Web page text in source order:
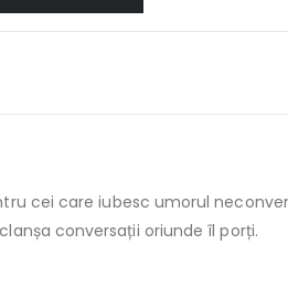
cei care iubesc umorul
conversații oriunde îl porți.